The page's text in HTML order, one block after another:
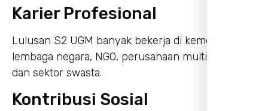
Karier Profesional
Lulusan S2 UGM banyak bekerja di kementerian,
lembaga negara, NGO, perusahaan multinasional,
dan sektor swasta.
Kontribusi Sosial